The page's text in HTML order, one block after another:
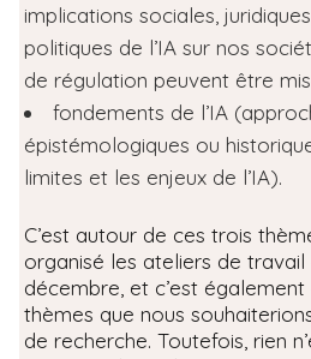
implications sociales,
politiques de l’IA sur nos
de régulation peuvent être
fondements de l’IA
épistémologiques ou
limites et les enjeux de l’IA).
C’est autour de ces trois
organisé les ateliers de travail
décembre, et c’est
thèmes que nous
de recherche. Toutefois, rien